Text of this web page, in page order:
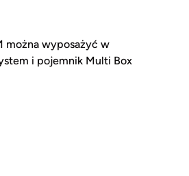
można wyposażyć w
i pojemnik Multi Box